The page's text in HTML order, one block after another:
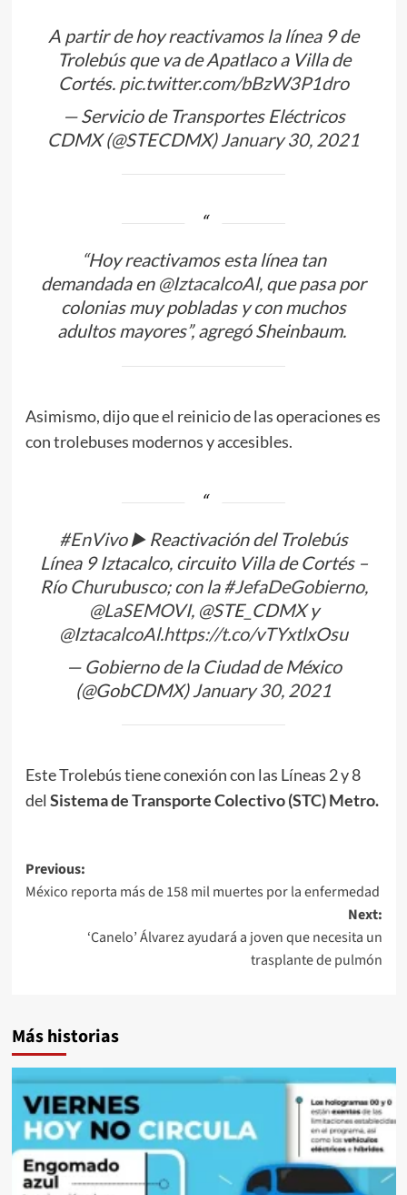
A partir de hoy reactivamos la línea 9 de
Trolebús que va de Apatlaco a Villa de
Cortés. pic.twitter.com/bBzW3P1dro
— Servicio de Transportes Eléctricos
CDMX (@STECDMX) January 30, 2021
“Hoy reactivamos esta línea tan
demandada en @IztacalcoAl, que pasa por
colonias muy pobladas y con muchos
adultos mayores”, agregó Sheinbaum.
Asimismo, dijo que el reinicio de las operaciones es
con trolebuses modernos y accesibles.
#EnVivo▶️ Reactivación del Trolebús
Línea 9 Iztacalco, circuito Villa de Cortés –
Río Churubusco; con la#JefaDeGobierno,
@LaSEMOVI, @STE_CDMX y
@IztacalcoAl.https://t.co/vTYxtlxOsu
— Gobierno de la Ciudad de México
(@GobCDMX) January 30, 2021
Este Trolebús tiene conexión con las Líneas 2 y 8
del Sistema de Transporte Colectivo (STC) Metro.
Post
navigation
Previous:
México reporta más de 158 mil muertes por la enfermedad
Next:
‘Canelo’ Álvarez ayudará a joven que necesita un
trasplante de pulmón
Más historias